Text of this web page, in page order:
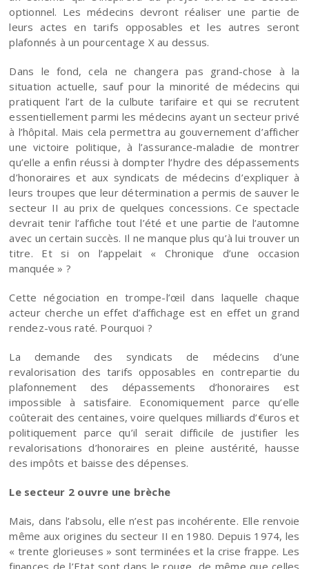
optionnel. Les médecins devront réaliser une partie de
leurs actes en tarifs opposables et les autres seront
plafonnés à un pourcentage X au dessus.
Dans le fond, cela ne changera pas grand-chose à la
situation actuelle, sauf pour la minorité de médecins qui
pratiquent l’art de la culbute tarifaire et qui se recrutent
essentiellement parmi les médecins ayant un secteur privé
à l’hôpital. Mais cela permettra au gouvernement d’afficher
une victoire politique, à l’assurance-maladie de montrer
qu’elle a enfin réussi à dompter l’hydre des dépassements
d’honoraires et aux syndicats de médecins d’expliquer à
leurs troupes que leur détermination a permis de sauver le
secteur II au prix de quelques concessions. Ce spectacle
devrait tenir l’affiche tout l’été et une partie de l’automne
avec un certain succès. Il ne manque plus qu’à lui trouver un
titre. Et si on l’appelait « Chronique d’une occasion
manquée » ?
Cette négociation en trompe-l’œil dans laquelle chaque
acteur cherche un effet d’affichage est en effet un grand
rendez-vous raté. Pourquoi ?
La demande des syndicats de médecins d’une
revalorisation des tarifs opposables en contrepartie du
plafonnement des dépassements d’honoraires est
impossible à satisfaire. Economiquement parce qu’elle
coûterait des centaines, voire quelques milliards d’€uros et
politiquement parce qu’il serait difficile de justifier les
revalorisations d’honoraires en pleine austérité, hausse
des impôts et baisse des dépenses.
Le secteur 2 ouvre une brèche
Mais, dans l’absolu, elle n’est pas incohérente. Elle renvoie
même aux origines du secteur II en 1980. Depuis 1974, les
« trente glorieuses » sont terminées et la crise frappe. Les
finances de l’Etat sont dans le rouge, de même que celles